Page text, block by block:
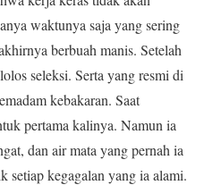
waktunya saja yang sering
berbuah manis. Setelah
seleksi. Serta yang resmi di
kebakaran. Saat
pertama kalinya. Namun ia
dan air mata yang pernah ia
setiap kegagalan yang ia alami.